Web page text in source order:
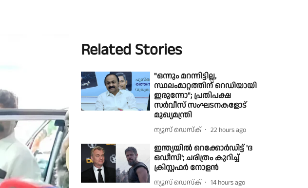
Related Stories
"ഒന്നും മറന്നിട്ടില്ല,
സ്ഥലംമാറ്റത്തിന് റെഡിയായി
ഇരുന്നോ"; പ്രതിപക്ഷ
സർവീസ് സംഘടനകളോട്
മുഖ്യമന്ത്രി
ന്യൂസ് ഡെസ്ക് 22 hours ago
ഇന്ത്യയിൽ റെക്കോർഡിട്ട് 'ദ
ഒഡീസി'; ചരിത്രം കുറിച്ച്
ക്രിസ്റ്റഫർ നോളൻ
ന്യൂസ് ഡെസ്ക് 14 hours ago